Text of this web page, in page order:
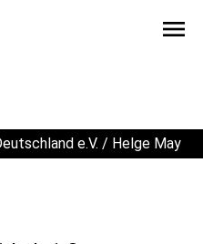
menu
e.V. / Helge May